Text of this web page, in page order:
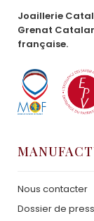
Joaillerie
Grenat
française.
Nous contacter
Dossier de